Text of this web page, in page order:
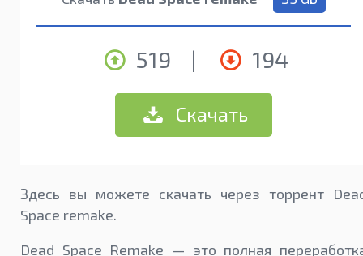
519 | 194
Скачать
Здесь вы можете скачать через торрент
Space remake.
Dead Space Remake — это полная